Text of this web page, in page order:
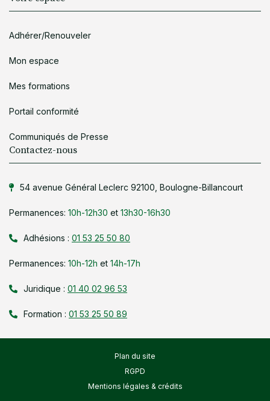
Adhérer/Renouveler
Mon espace
Mes formations
Portail conformité
Communiqués de Presse
Contactez-nous
54 avenue Général Leclerc 92100, Boulogne-Billancourt
Permanences: 10h-12h30 et 13h30-16h30
Adhésions : 01 53 25 50 80
Permanences: 10h-12h et 14h-17h
Juridique : 01 40 02 96 53
Formation : 01 53 25 50 89
Plan du site
RGPD
Mentions légales & crédits